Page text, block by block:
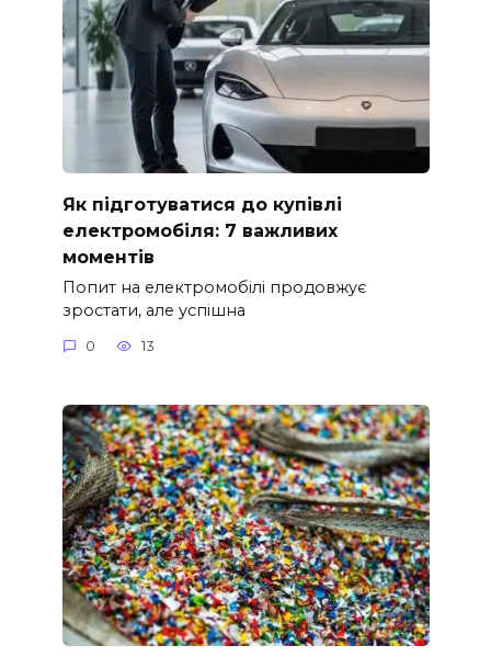
Як підготуватися до купівлі
електромобіля: 7 важливих
моментів
Попит на електромобілі продовжує
зростати, але успішна
0 13